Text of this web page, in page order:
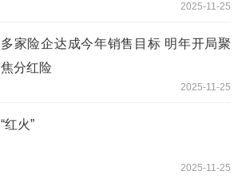
2025-11-25
多家险企达成今年销售目标 明年开局聚
焦分红险
2025-11-25
“红火”
2025-11-25